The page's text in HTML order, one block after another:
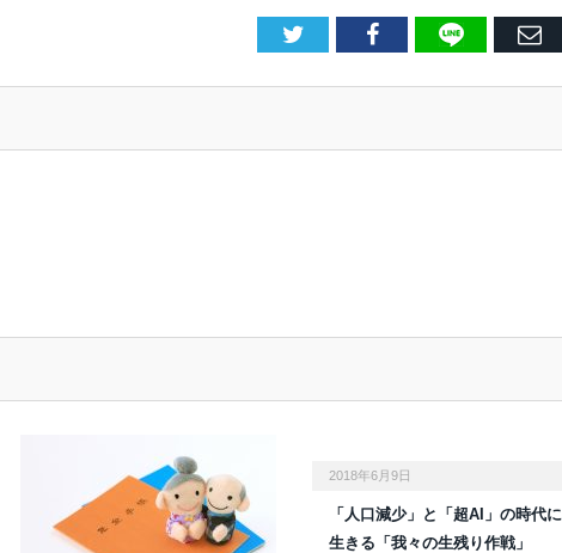
Facebook
LINE
E
2018年6月9日
「人口減少」と「超AI」の時代に
生きる「我々の生残り作戦」